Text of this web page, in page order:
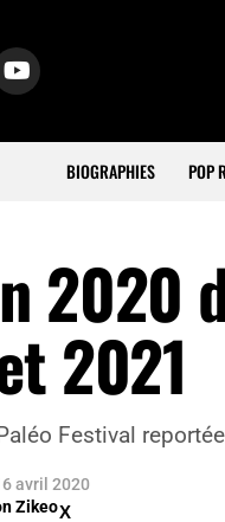
BIOGRAPHIES POP
2020
2021
Festival
avril 2020
Zikeo